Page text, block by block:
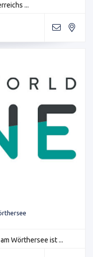
...
Wörthersee ist ...